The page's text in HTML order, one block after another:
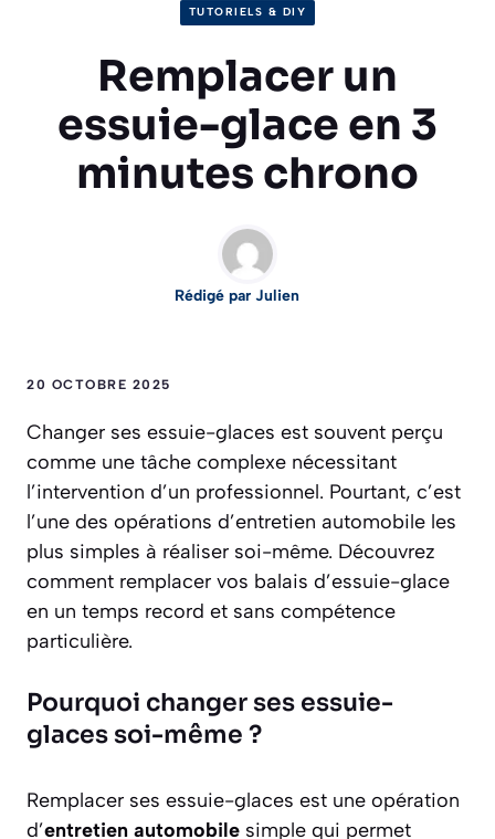
TUTORIELS & DIY
Remplacer un
essuie-glace en 3
minutes chrono
Rédigé par Julien
20 OCTOBRE 2025
Changer ses essuie-glaces est souvent perçu
comme une tâche complexe nécessitant
l’intervention d’un professionnel. Pourtant, c’est
l’une des opérations d’entretien automobile les
plus simples à réaliser soi-même. Découvrez
comment remplacer vos balais d’essuie-glace
en un temps record et sans compétence
particulière.
Pourquoi changer ses essuie-
glaces soi-même ?
Remplacer ses essuie-glaces est une opération
d’entretien automobile simple qui permet